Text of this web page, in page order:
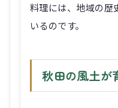
料理には、地域の歴
いるのです。
秋田の風土が